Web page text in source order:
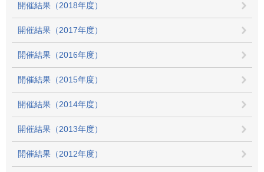
開催結果（2018年度）
開催結果（2017年度）
開催結果（2016年度）
開催結果（2015年度）
開催結果（2014年度）
開催結果（2013年度）
開催結果（2012年度）